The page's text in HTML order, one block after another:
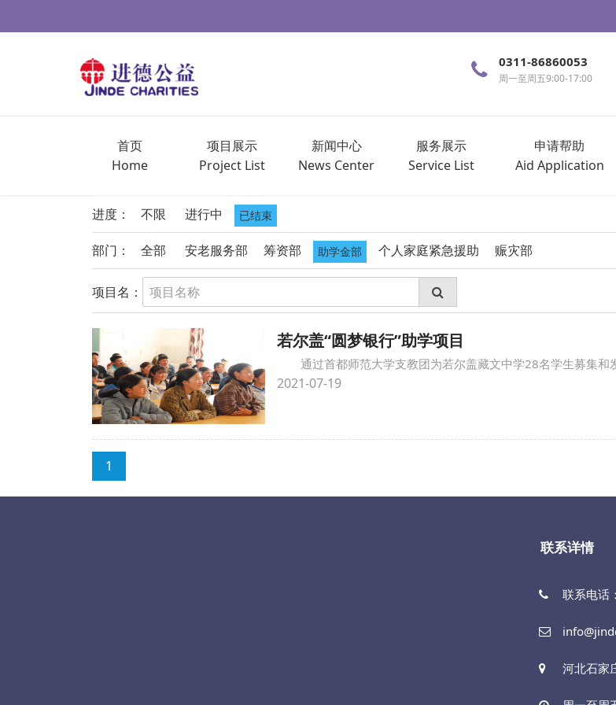
0311-86860053
周一至周五9:00-17:00
首页
Home
项目展示
Project List
新闻中心
News Center
服务展示
Service List
申请帮助
Aid Application
进度： 不限 进行中 已结束
部门： 全部 安老服务部 筹资部 助学金部 个人家庭紧急援助 赈灾部
项目名：
若尔盖“圆梦银行”助学项目
通过首都师范大学支教团为若尔盖藏文中学28名学生募集和
2021-07-19
1
联系详情
联系电话
河北石家